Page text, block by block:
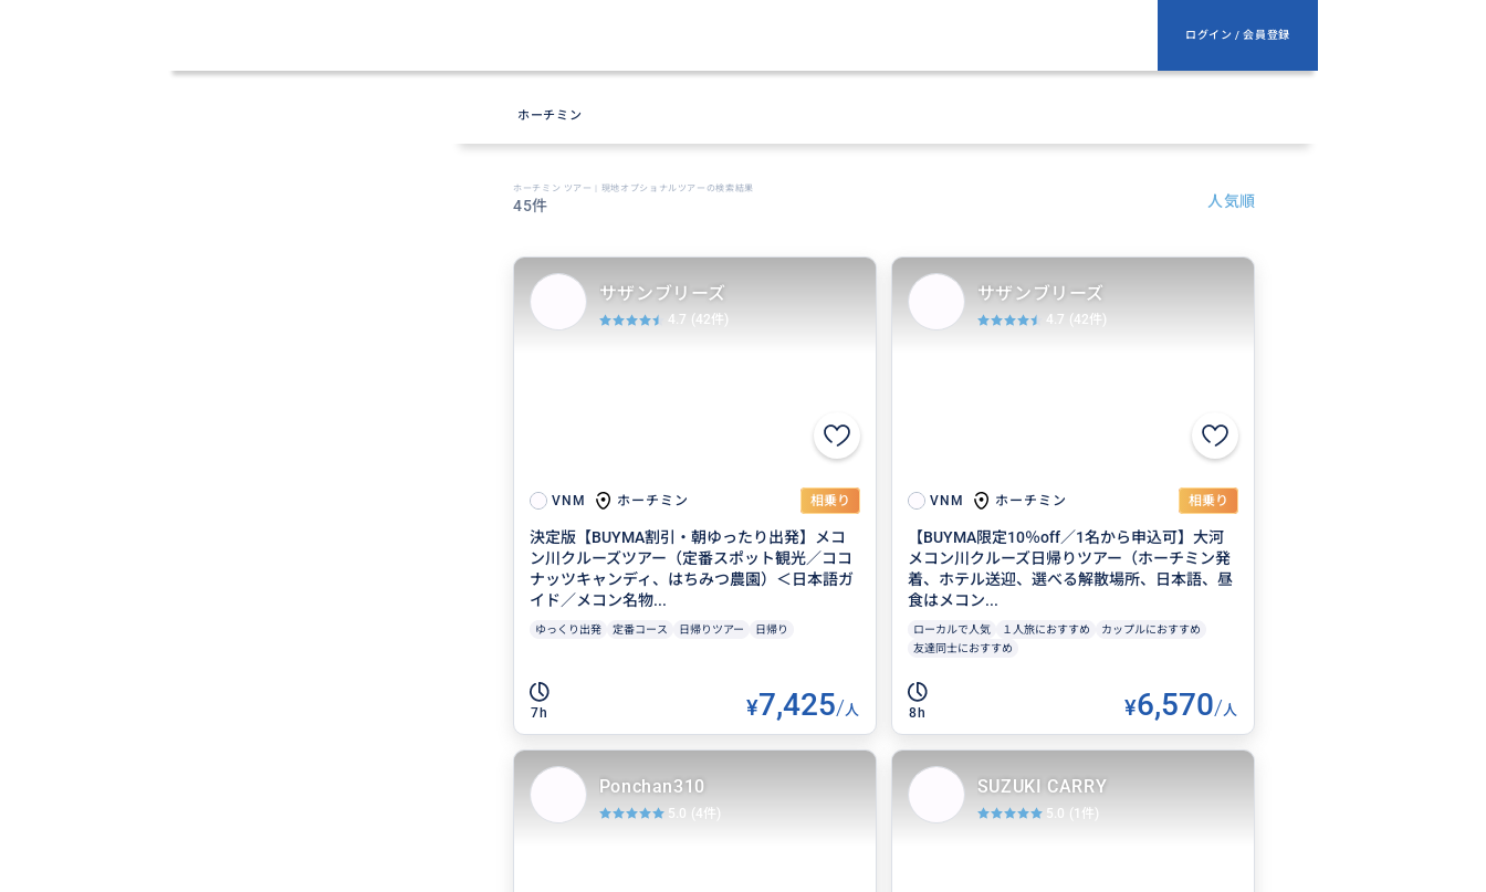
ログイン / 会員登録
ホーチミン
ホーチミン ツアー | 現地オプショナルツアーの検索結果
45件 人気順
VNM ホーチミン 相乗り
決定版【BUYMA割引・朝ゆったり出発】メコ
ン川クルーズツアー（定番スポット観光／ココ
ナッツキャンディ、はちみつ農園）＜日本語ガ
イド／メコン名物...
ゆっくり出発 定番コース 日帰りツアー 日帰り
7h ¥7,425/人
サザンブリーズ
4.7 (42件)
VNM ホーチミン 相乗り
【BUYMA限定10％off／1名から申込可】大河
メコン川クルーズ日帰りツアー（ホーチミン発
着、ホテル送迎、選べる解散場所、日本語、昼
食はメコン...
ローカルで人気 １人旅におすすめ
カップルにおすすめ
友達同士におすすめ
8h ¥6,570/人
サザンブリーズ
4.7 (42件)
Ponchan310
5.0 (4件)
SUZUKI CARRY
5.0 (1件)